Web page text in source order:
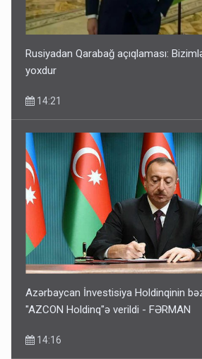
Rusiyadan Qarabağ açıqlaması:
yoxdur
14:21
Azərbaycan İnvestisiya Holdinqinin
"AZCON Holdinq"ə verildi - FƏRMAN
14:16